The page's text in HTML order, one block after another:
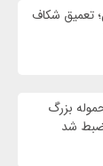
تعمیق شکاف
بزرگ
ضبط شد